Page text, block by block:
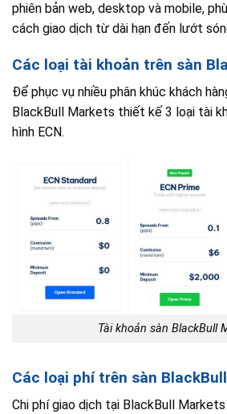
phiên bản web, desktop và mobile,
cách giao dịch từ dài hạn đến lướt
Các loại tài khoản trên sàn
Để phục vụ nhiều phân khúc khách
BlackBull Markets thiết kế 3 loại tài
hình ECN.
Tài khoản sàn BlackBull
Các loại phí trên sàn
Chi phí giao dịch tại BlackBull